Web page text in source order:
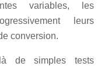
variables, les
leurs
conversion.
de simples tests